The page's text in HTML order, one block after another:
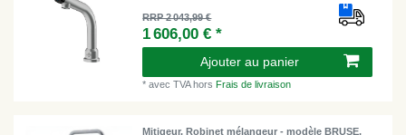
RRP 2 043,99 €
1 606,00 € *
Ajouter au panier
*avec TVAhorsFrais de livraison
Mitigeur, Robinet mélangeur - modèle BRUSE,